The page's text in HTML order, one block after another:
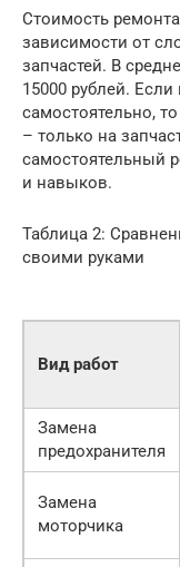
Стоимость
зависимости от
запчастей. В
15000 рублей.
самостоятельно,
– только на
самостоятельный
и навыков.
Таблица 2:
своими руками
Вид работ
Замена
предохранителя
Замена
моторчика